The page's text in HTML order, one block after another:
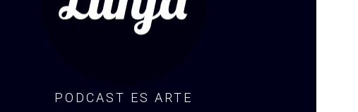
PODCAST ES ARTE